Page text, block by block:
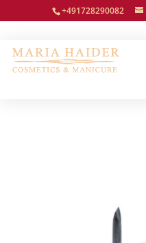
+491728290082